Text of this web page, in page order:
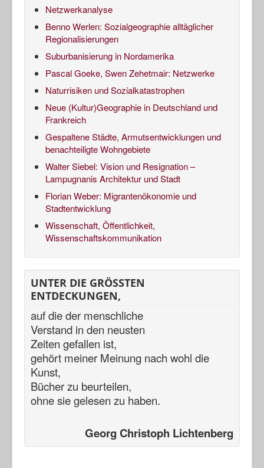
Netzwerkanalyse
Benno Werlen: Sozialgeographie alltäglicher
Regionalisierungen
Suburbanisierung in Nordamerika
Pascal Goeke, Swen Zehetmair: Netzwerke
Naturrisiken und Sozialkatastrophen
Neue (Kultur)Geographie in Deutschland und
Frankreich
Gespaltene Städte, Armutsentwicklungen und
benachteiligte Wohngebiete
Walter Siebel: Vision und Resignation –
Lampugnanis Architektur und Stadt
Florian Weber: Migrantenökonomie und
Stadtentwicklung
Wissenschaft, Öffentlichkeit,
Wissenschaftskommunikation
UNTER DIE GRÖSSTEN
ENTDECKUNGEN,
auf die der menschliche
Verstand in den neusten
Zeiten gefallen ist,
gehört meiner Meinung nach wohl die
Kunst,
Bücher zu beurteilen,
ohne sie gelesen zu haben.
Georg Christoph Lichtenberg